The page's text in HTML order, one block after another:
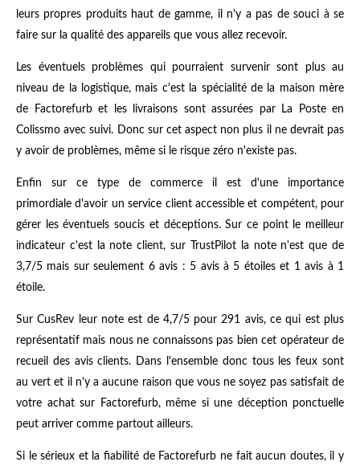
leurs propres produits haut de gamme, il n'y a pas de souci à se
faire sur la qualité des appareils que vous allez recevoir.
Les éventuels problèmes qui pourraient survenir sont plus au
niveau de la logistique, mais c'est la spécialité de la maison mère
de Factorefurb et les livraisons sont assurées par La Poste en
Colissmo avec suivi. Donc sur cet aspect non plus il ne devrait pas
y avoir de problèmes, même si le risque zéro n'existe pas.
Enfin sur ce type de commerce il est d'une importance
primordiale d'avoir un service client accessible et compétent, pour
gérer les éventuels soucis et déceptions. Sur ce point le meilleur
indicateur c'est la note client, sur TrustPilot la note n'est que de
3,7/5 mais sur seulement 6 avis : 5 avis à 5 étoiles et 1 avis à 1
étoile.
Sur CusRev leur note est de 4,7/5 pour 291 avis, ce qui est plus
représentatif mais nous ne connaissons pas bien cet opérateur de
recueil des avis clients. Dans l'ensemble donc tous les feux sont
au vert et il n'y a aucune raison que vous ne soyez pas satisfait de
votre achat sur Factorefurb, même si une déception ponctuelle
peut arriver comme partout ailleurs.
Si le sérieux et la fiabilité de Factorefurb ne fait aucun doutes, il y